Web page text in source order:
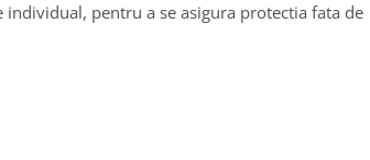
pentru a se asigura protectia fata de